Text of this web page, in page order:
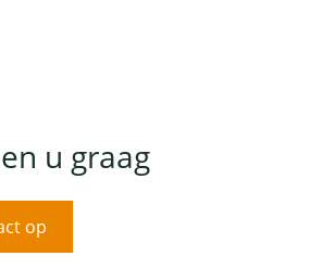
u graag
op